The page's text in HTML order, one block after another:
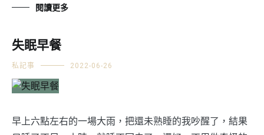
閱讀更多
失眠早餐
私記事 2022-06-26
早上六點左右的一場大雨，把還未熟睡的我吵醒了，結果